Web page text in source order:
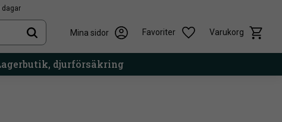
dagar
Mina sidor Favoriter Varukorg
Önskelista
djurförsäkring